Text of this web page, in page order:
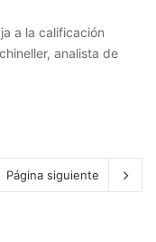
a la calificación
analista de
Página siguiente